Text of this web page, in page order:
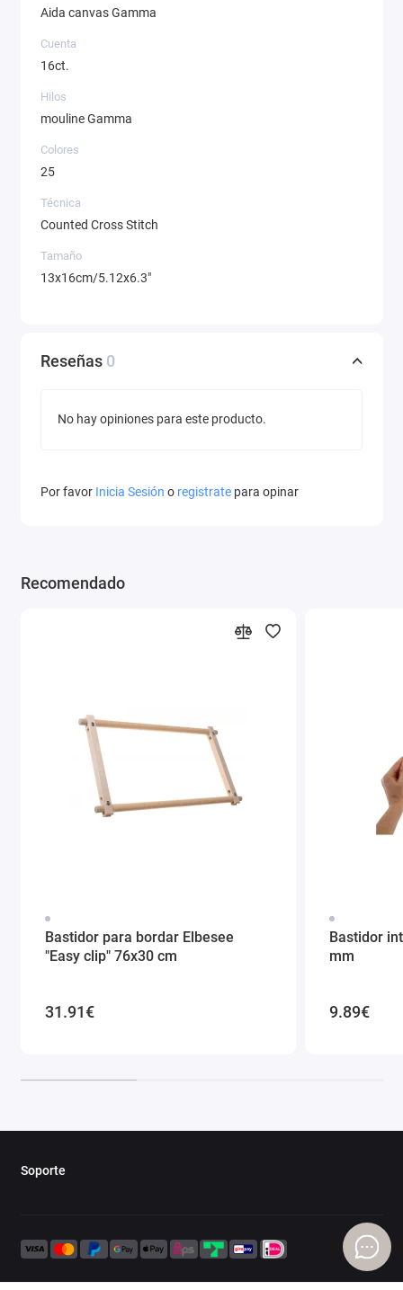
Aida canvas Gamma
Cuenta
16ct.
Hilos
mouline Gamma
Colores
25
Técnica
Counted Cross Stitch
Tamaño
13x16cm/5.12x6.3"
Reseñas 0
No hay opiniones para este producto.
Por favor Inicia Sesión o registrate para opinar
Recomendado
Bastidor para bordar Elbesee
"Easy clip" 76x30 cm
31.91€
Bastidor
mm
9.89€
Soporte